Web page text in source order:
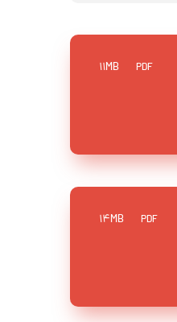
11MB PDF
14MB PDF